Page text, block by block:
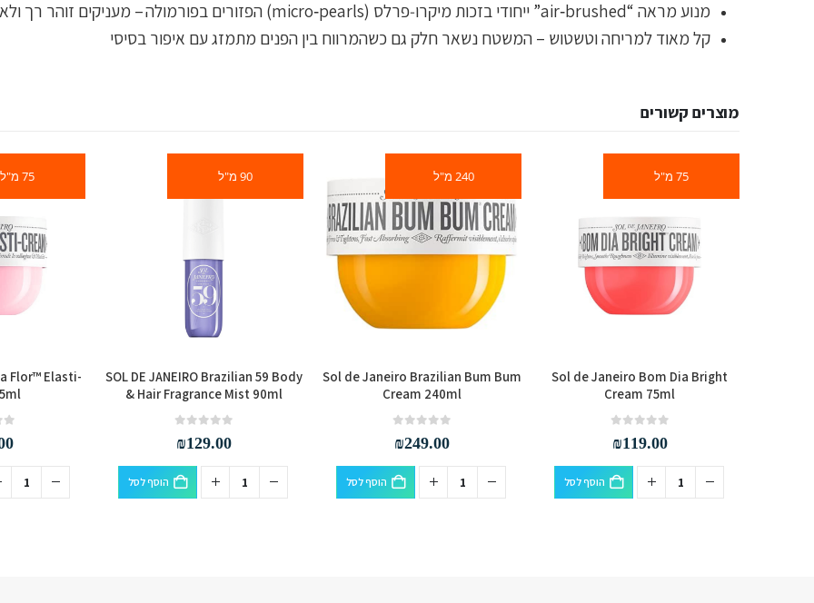
מנוע מראה “air‑brushed” ייחודי בזכות מיקרו‑פרלס (micro‑pearls) הפזורים בפורמולה – מעניקים זוהר רך ולא נוצץ מדי
קל מאוד למריחה וטשטוש – המשטח נשאר חלק גם כשהמרווח בין הפנים מתמזג עם איפור בסיסי
מוצרים קשורים
75 מ"ל
Sol de Janeiro Bom Dia Bright
Cream 75ml
₪119.00
הוסף לסל
240 מ"ל
Sol de Janeiro Brazilian Bum Bum
Cream 240ml
₪249.00
הוסף לסל
90 מ"ל
SOL DE JANEIRO Brazilian 59 Body
& Hair Fragrance Mist 90ml
₪129.00
הוסף לסל
75 מ"ל
Flor™ Elasti-